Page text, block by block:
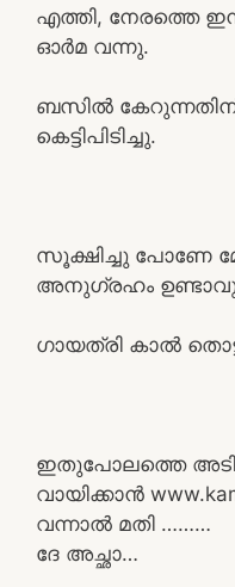
എത്തി, നേരത്തെ
ഓർമ വന്നു.
ബസിൽ
കെട്ടിപിടിച്ചു.
സൂക്ഷിച്ചു പോണേ
അനുഗ്രഹം
ഗായത്രി കാൽ
ഇതുപോലത്തെ
വായിക്കാൻ
വന്നാൽ മതി ………
ദേ അച്ഛാ…